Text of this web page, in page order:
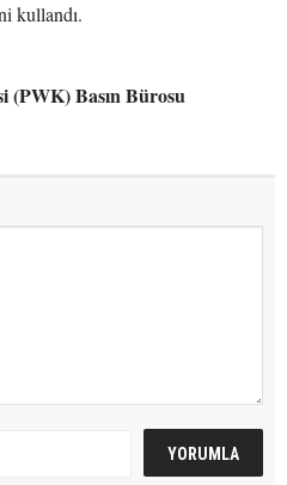
kullandı.
(PWK) Basın Bürosu